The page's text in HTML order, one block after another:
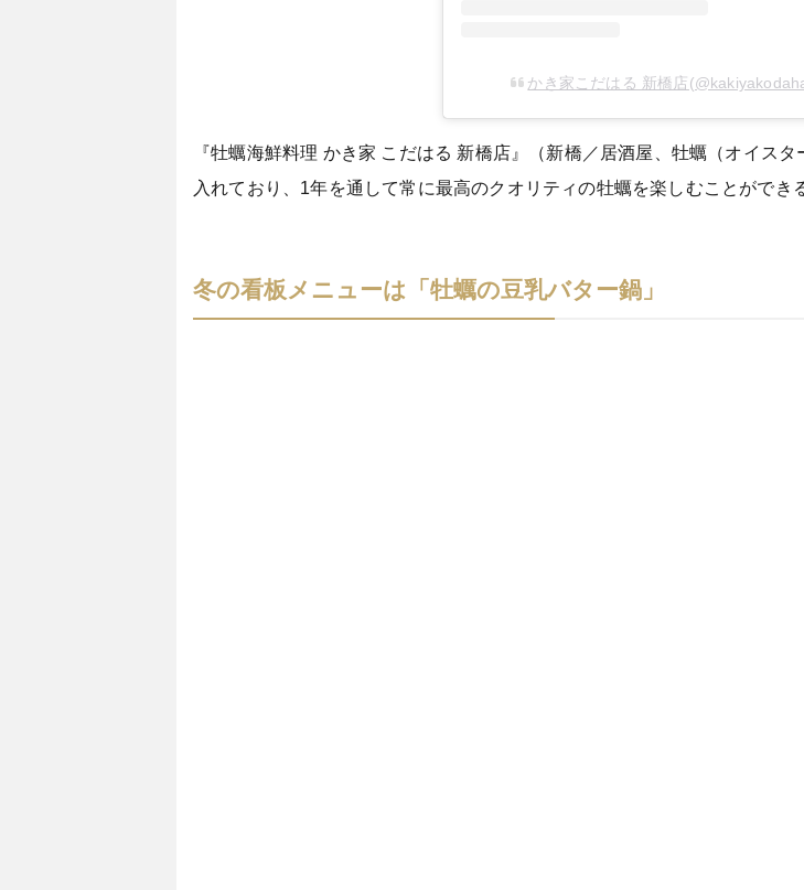
かき家こだはる 新橋店
『牡蠣海鮮料理 かき家 こだはる 新橋店』（新橋／居酒屋、牡蠣（オイス
入れており、1年を通して常に最高のクオリティの牡蠣を楽しむことができ
冬の看板メニューは「牡蠣の豆乳バター鍋」